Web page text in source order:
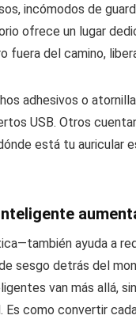
incómodos de
ofrece un lugar
fuera del camino,
adhesivos o
USB. Otros
está tu auricular
ayuda a
sesgo detrás del
van más allá,
como convertir